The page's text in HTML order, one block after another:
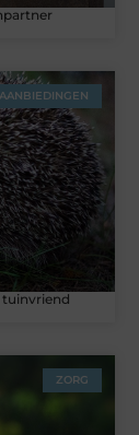
AANBIEDINGEN
tuinvriend
ZORG